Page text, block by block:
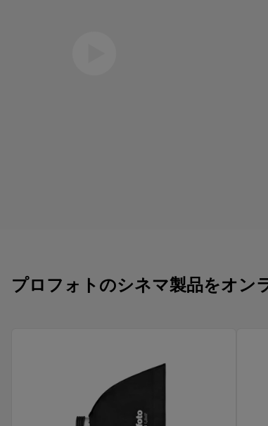
プロフォトのシネマ製品をオン